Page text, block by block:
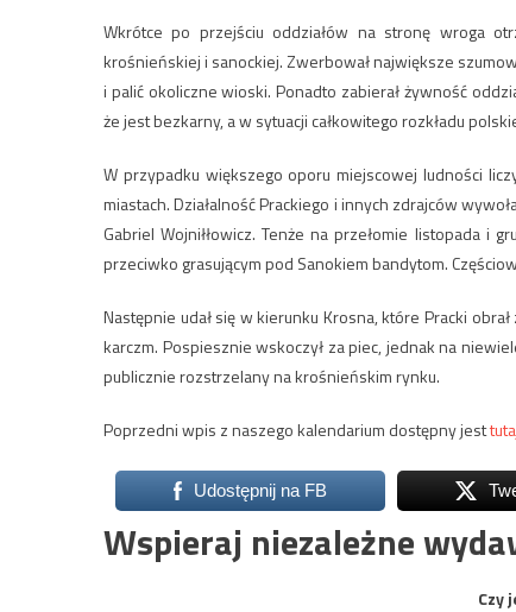
Wkrótce po przejściu oddziałów na stronę wroga
krośnieńskiej i sanockiej. Zwerbował największe
i palić okoliczne wioski. Ponadto zabierał żywność
że jest bezkarny, a w sytuacji całkowitego rozkładu
W przypadku większego oporu miejscowej ludności
miastach. Działalność Prackiego i innych zdrajców
Gabriel Wojniłłowicz. Tenże na przełomie listopada i
przeciwko grasującym pod Sanokiem bandytom.
Następnie udał się w kierunku Krosna, które Pracki
karczm. Pospiesznie wskoczył za piec, jednak na
publicznie rozstrzelany na krośnieńskim rynku.
Poprzedni wpis z naszego kalendarium dostępny jest
Udostępnij na FB
Wspieraj niezależne
Czy